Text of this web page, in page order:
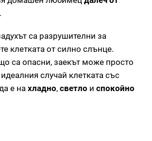
.
са разрушителни за
клетката от силно слънце.
са опасни, заекът може просто
случай клетката със
е на хладно, светло и спокойно